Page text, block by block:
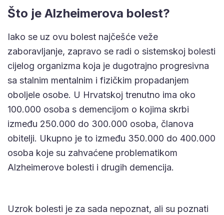
Što je Alzheimerova bolest?
Iako se uz ovu bolest najčešće veže
zaboravljanje, zapravo se radi o sistemskoj bolesti
cijelog organizma koja je dugotrajno progresivna
sa stalnim mentalnim i fizičkim propadanjem
oboljele osobe. U Hrvatskoj trenutno ima oko
100.000 osoba s demencijom o kojima skrbi
između 250.000 do 300.000 osoba, članova
obitelji. Ukupno je to između 350.000 do 400.000
osoba koje su zahvaćene problematikom
Alzheimerove bolesti i drugih demencija.
Uzrok bolesti je za sada nepoznat, ali su poznati